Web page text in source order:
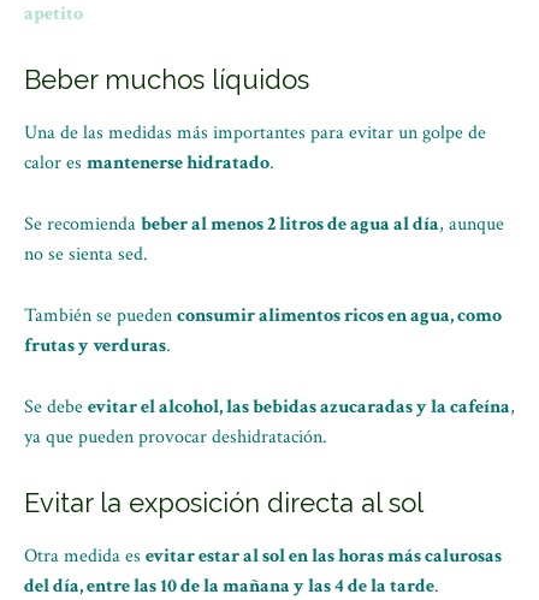
apetito
Beber muchos líquidos
Una de las medidas más importantes para evitar un golpe de
calor es mantenerse hidratado.
Se recomiendabeber al menos 2 litros de agua al día, aunque
no se sienta sed.
También se puedenconsumir alimentos ricos en agua, como
frutas y verduras.
Se debeevitar el alcohol, las bebidas azucaradas y la cafeína,
ya que pueden provocar deshidratación.
Evitar la exposición directa al sol
Otra medida es evitar estar al sol en las horas más calurosas
del día, entre las 10 de la mañana y las 4 de la tarde.